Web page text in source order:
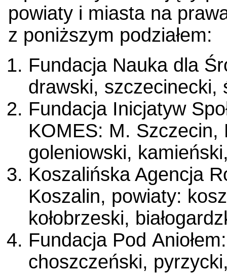
powiaty i miasta na
z poniższym podziałem:
Fundacja Nauka dla
drawski, szczecinecki,
Fundacja Inicjatyw
KOMES: M.
goleniowski,
Koszalińska Agencja
Koszalin, powiaty:
kołobrzeski,
Fundacja Pod
choszczeński,